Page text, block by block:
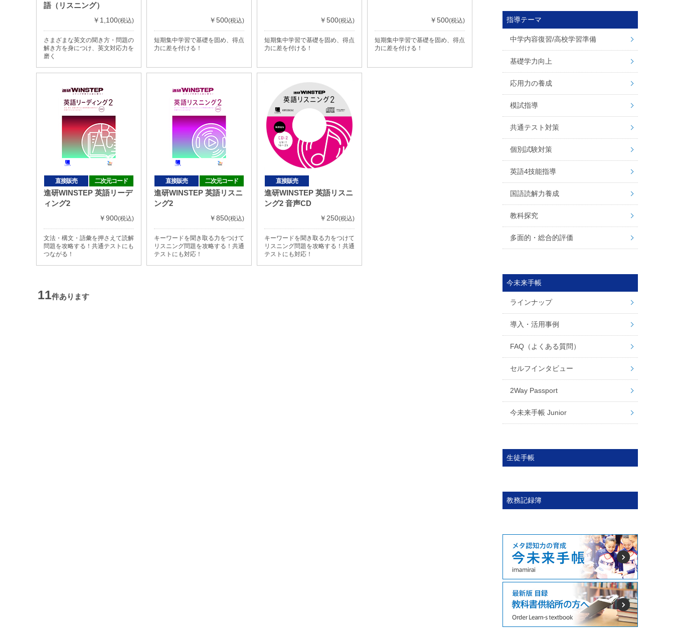
指導テーマ
中学内容復習/高校学習準備
基礎学力向上
応用力の養成
模試指導
共通テスト対策
個別試験対策
英語4技能指導
国語読解力養成
教科探究
多面的・総合的評価
今未来手帳
ラインナップ
導入・活用事例
FAQ（よくある質問）
セルフインタビュー
2Way Passport
今未来手帳 Junior
生徒手帳
教務記録簿
語（リスニング）
￥1,100(税込)
さまざまな英文の聞き方・問題の
解き方を身につけ、英文対応力を
磨く
￥500(税込)
短期集中学習で基礎を固め、得点
力に差を付ける！
￥500(税込)
短期集中学習で基礎を固め、得点
力に差を付ける！
￥500(税込)
短期集中学習で基礎を固め、得点
力に差を付ける！
直接販売 二次元コード
進研WINSTEP 英語リーデ
ィング2
￥900(税込)
文法・構文・語彙を押さえて読解
問題を攻略する！共通テストにも
つながる！
直接販売 二次元コード
進研WINSTEP 英語リスニ
ング2
￥850(税込)
キーワードを聞き取る力をつけて
リスニング問題を攻略する！共通
テストにも対応！
直接販売
進研WINSTEP 英語リスニ
ング2 音声CD
￥250(税込)
キーワードを聞き取る力をつけて
リスニング問題を攻略する！共通
テストにも対応！
11件あります